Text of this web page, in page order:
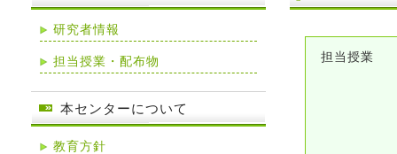
担当授業
研究者情報
担当授業・配布物
本センターについて
教育方針